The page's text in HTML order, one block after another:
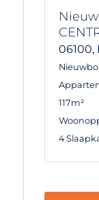
06100,
117m²
4